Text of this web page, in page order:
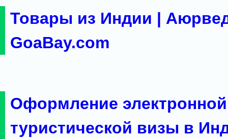
Товары из Индии |
GoaBay.com
Оформление электронной
туристической визы в